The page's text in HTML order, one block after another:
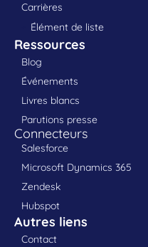
Carrières
Élément de liste
Ressources
Blog
Événements
Livres blancs
Parutions presse
Connecteurs
Salesforce
Microsoft Dynamics 365
Zendesk
Hubspot
Autres liens
Contact